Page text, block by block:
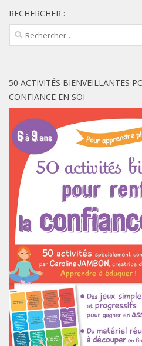
RECHERCHER :
Rechercher :
50 ACTIVITÉS BIENVEILLANTES
CONFIANCE EN SOI